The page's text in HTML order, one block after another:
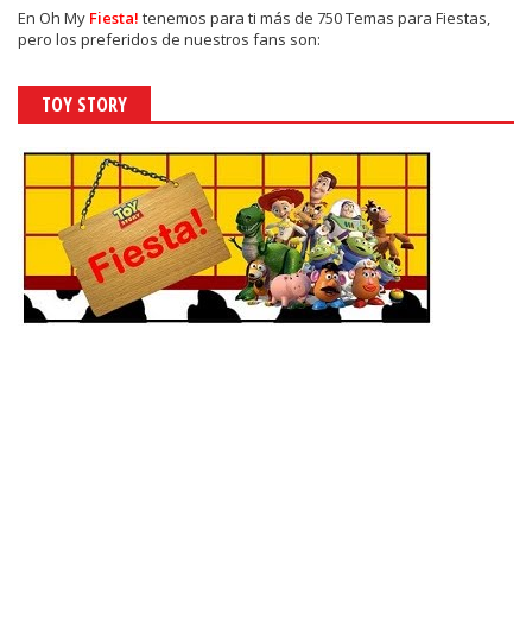
En Oh My Fiesta! tenemos para ti más de 750 Temas para Fiestas,
pero los preferidos de nuestros fans son:
TOY STORY